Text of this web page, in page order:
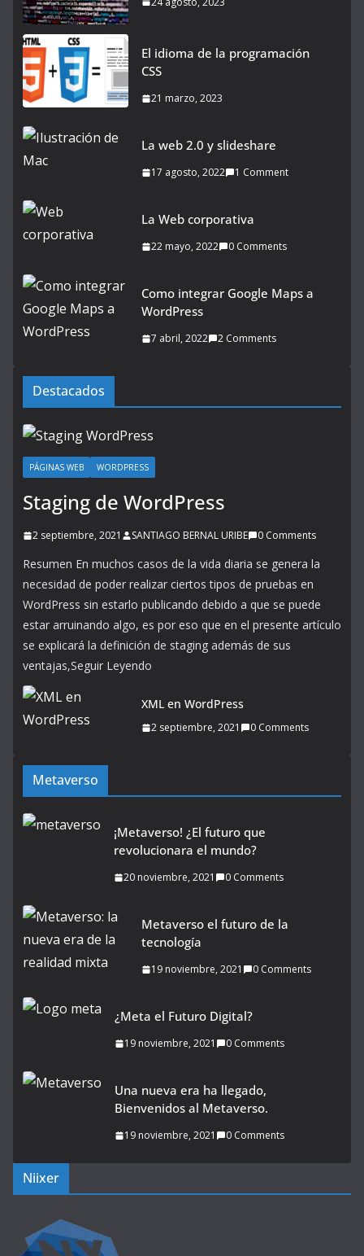
El idioma de la programación
CSS
21 marzo, 2023
La web 2.0 y slideshare
17 agosto, 2022 1 Comment
La Web corporativa
22 mayo, 2022 0 Comments
Como integrar Google Maps a
WordPress
7 abril, 2022 2 Comments
Destacados
PÁGINAS WEB WORDPRESS
Staging de WordPress
2 septiembre, 2021 SANTIAGO BERNAL URIBE 0 Comments
Resumen En muchos casos de la vida diaria se genera la
necesidad de poder realizar ciertos tipos de pruebas en
WordPress sin estarlo publicando debido a que se puede
estar arruinando algo, es por eso que en el presente artículo
se explicará la definición de staging además de sus
ventajas,Seguir Leyendo
XML en WordPress
2 septiembre, 2021 0 Comments
Metaverso
¡Metaverso! ¿El futuro que
revolucionara el mundo?
20 noviembre, 2021 0 Comments
Metaverso el futuro de la
tecnología
19 noviembre, 2021 0 Comments
¿Meta el Futuro Digital?
19 noviembre, 2021 0 Comments
Una nueva era ha llegado,
Bienvenidos al Metaverso.
19 noviembre, 2021 0 Comments
Niixer